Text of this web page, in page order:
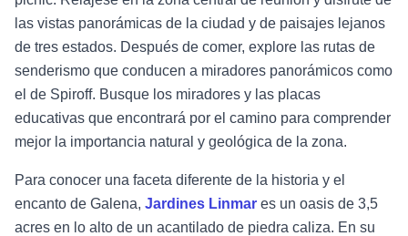
las vistas panorámicas de la ciudad y de paisajes lejanos
de tres estados. Después de comer, explore las rutas de
senderismo que conducen a miradores panorámicos como
el de Spiroff. Busque los miradores y las placas
educativas que encontrará por el camino para comprender
mejor la importancia natural y geológica de la zona.
Para conocer una faceta diferente de la historia y el
encanto de Galena, Jardines Linmar es un oasis de 3,5
acres en lo alto de un acantilado de piedra caliza. En su